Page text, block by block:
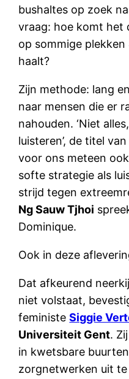
bushaltes op zoek
vraag: hoe komt het
op sommige
haalt?
Zijn methode: lang
naar mensen die er
nahouden. ‘Niet
luisteren’, de titel
voor ons meteen
softe strategie als
strijd tegen
Ng Sauw Tjhoi
Dominique.
Ook in deze
Dat afkeurend
niet volstaat,
feministeSiggie
Universiteit Gent.
in kwetsbare
zorgnetwerken uit